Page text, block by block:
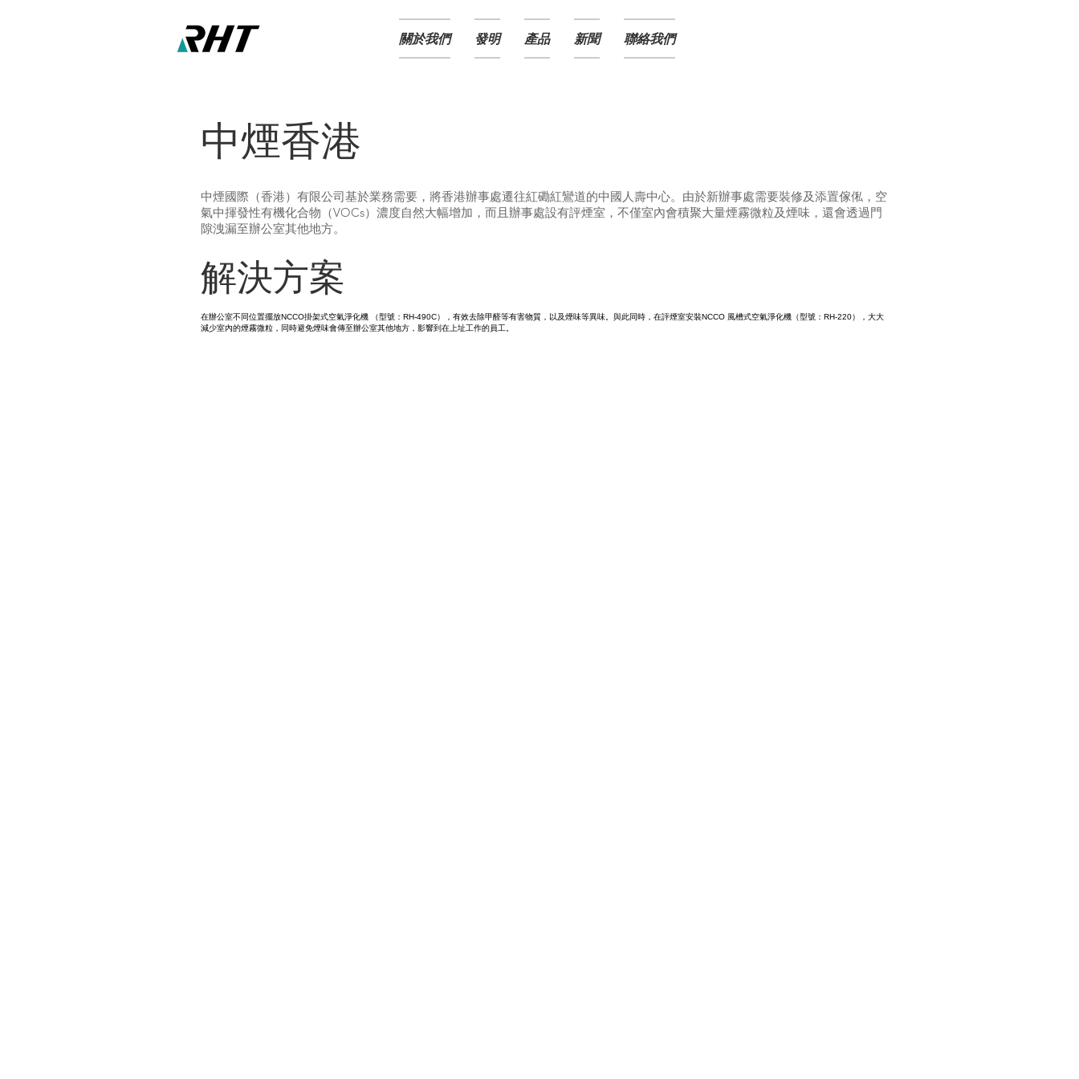
關於我們 發明 產品 新聞 聯絡我們
中煙香港
中煙國際（香港）有限公司基於業務需要，將香港辦事處遷往紅磡紅鸞道的中國人壽中心。由於新辦事處需要裝修及添置傢俬，空
氣中揮發性有機化合物（VOCs）濃度自然大幅增加，而且辦事處設有評煙室，不僅室內會積聚大量煙霧微粒及煙味，還會透過門
隙洩漏至辦公室其他地方。
解決方案
在辦公室不同位置擺放NCCO掛架式空氣淨化機 （型號：RH-490C），有效去除甲醛等有害物質，以及煙味等異味。與此同時，在評煙室安裝NCCO 風槽式空氣淨化機（型號：RH-220），大大
減少室內的煙霧微粒，同時避免煙味會傳至辦公室其他地方，影響到在上址工作的員工。